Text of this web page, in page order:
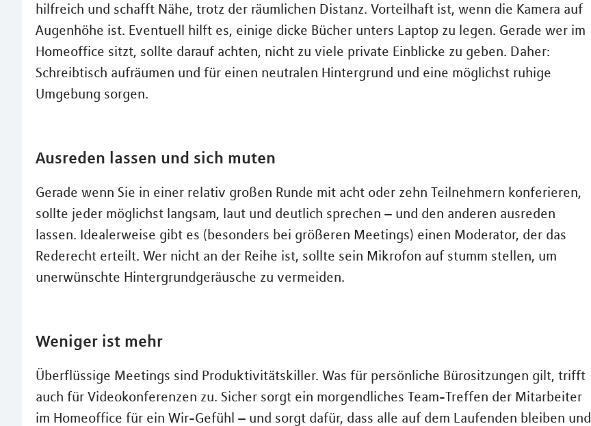
hilfreich und schafft Nähe, trotz der räumlichen Distanz. Vorteilhaft ist, wenn die Kamera auf
Augenhöhe ist. Eventuell hilft es, einige dicke Bücher unters Laptop zu legen. Gerade wer im
Homeoffice sitzt, sollte darauf achten, nicht zu viele private Einblicke zu geben. Daher:
Schreibtisch aufräumen und für einen neutralen Hintergrund und eine möglichst ruhige
Umgebung sorgen.
Ausreden lassen und sich muten
Gerade wenn Sie in einer relativ großen Runde mit acht oder zehn Teilnehmern konferieren,
sollte jeder möglichst langsam, laut und deutlich sprechen – und den anderen ausreden
lassen. Idealerweise gibt es (besonders bei größeren Meetings) einen Moderator, der das
Rederecht erteilt. Wer nicht an der Reihe ist, sollte sein Mikrofon auf stumm stellen, um
unerwünschte Hintergrundgeräusche zu vermeiden.
Weniger ist mehr
Überflüssige Meetings sind Produktivitätskiller. Was für persönliche Bürositzungen gilt, trifft
auch für Videokonferenzen zu. Sicher sorgt ein morgendliches Team-Treffen der Mitarbeiter
im Homeoffice für ein Wir-Gefühl – und sorgt dafür, dass alle auf dem Laufenden bleiben und